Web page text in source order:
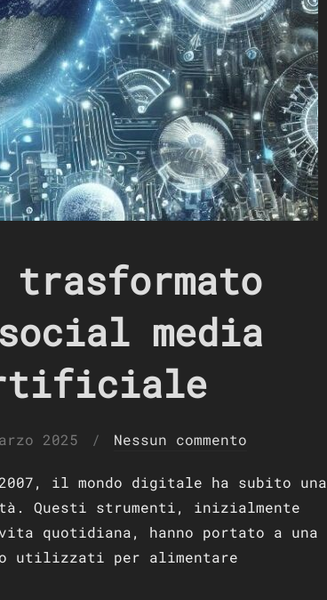
trasformato
media
2025 Nessun commento
il mondo digitale ha subito una
Questi strumenti, inizialmente
quotidiana, hanno portato a una
utilizzati per alimentare